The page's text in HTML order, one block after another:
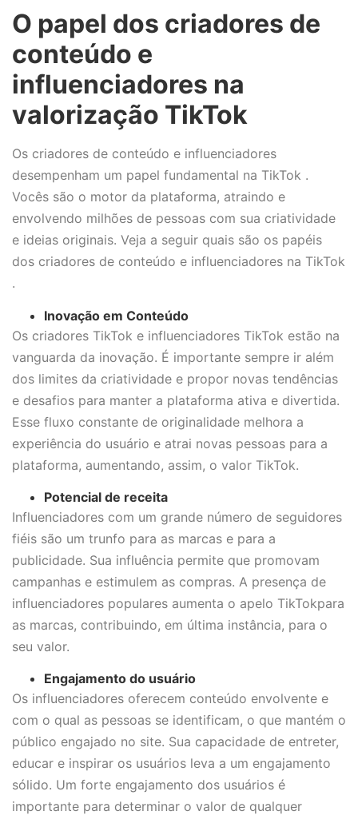
O papel dos criadores de
conteúdo e
influenciadores na
valorização TikTok
Os criadores de conteúdo e influenciadores
desempenham um papel fundamental na TikTok .
Vocês são o motor da plataforma, atraindo e
envolvendo milhões de pessoas com sua criatividade
e ideias originais. Veja a seguir quais são os papéis
dos criadores de conteúdo e influenciadores na TikTok
.
Inovação em Conteúdo
Os criadores TikTok e influenciadores TikTok estão na
vanguarda da inovação. É importante sempre ir além
dos limites da criatividade e propor novas tendências
e desafios para manter a plataforma ativa e divertida.
Esse fluxo constante de originalidade melhora a
experiência do usuário e atrai novas pessoas para a
plataforma, aumentando, assim, o valor TikTok.
Potencial de receita
Influenciadores com um grande número de seguidores
fiéis são um trunfo para as marcas e para a
publicidade. Sua influência permite que promovam
campanhas e estimulem as compras. A presença de
influenciadores populares aumenta o apelo TikTokpara
as marcas, contribuindo, em última instância, para o
seu valor.
Engajamento do usuário
Os influenciadores oferecem conteúdo envolvente e
com o qual as pessoas se identificam, o que mantém o
público engajado no site. Sua capacidade de entreter,
educar e inspirar os usuários leva a um engajamento
sólido. Um forte engajamento dos usuários é
importante para determinar o valor de qualquer